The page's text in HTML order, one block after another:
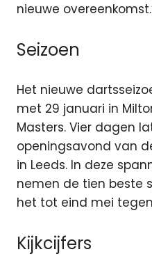
nieuwe
Seizoen
Het nieuwe
met 29 januari in
Masters. Vier dagen
openingsavond van
in Leeds. In deze
nemen de tien beste
het tot eind mei
Kijkcijfers